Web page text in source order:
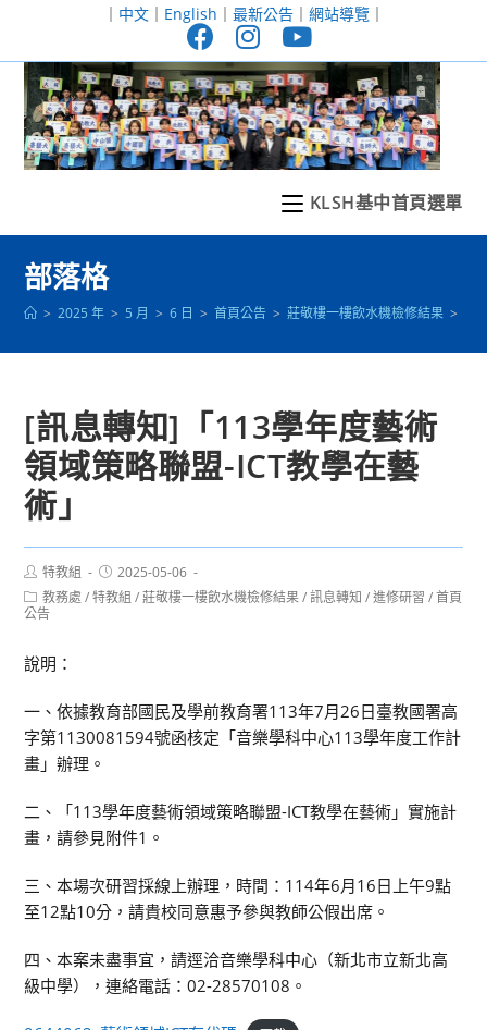
至
｜ 中文｜ English ｜ 最新公告｜ 網站導覽｜
KLSH基中首頁選單
部落格
> 2025 年 > 5 月 > 6 日 > 首頁公告 > 莊敬樓一樓飲水機檢修結果 >
[訊息轉知]「113學年度藝術
領域策略聯盟-ICT教學在藝
術」
Post
author:
特教組
Post
published:
2025-05-06
Post
category:
教務處 / 特教組 / 莊敬樓一樓飲水機檢修結果 / 訊息轉知 / 進修研習 / 首頁
公告
說明：
一、依據教育部國民及學前教育署113年7月26日臺教國署高
字第1130081594號函核定「音樂學科中心113學年度工作計
畫」辦理。
二、「113學年度藝術領域策略聯盟-ICT教學在藝術」實施計
畫，請參見附件1。
三、本場次研習採線上辦理，時間：114年6月16日上午9點
至12點10分，請貴校同意惠予參與教師公假出席。
四、本案未盡事宜，請逕洽音樂學科中心（新北市立新北高
級中學），連絡電話：02-28570108。